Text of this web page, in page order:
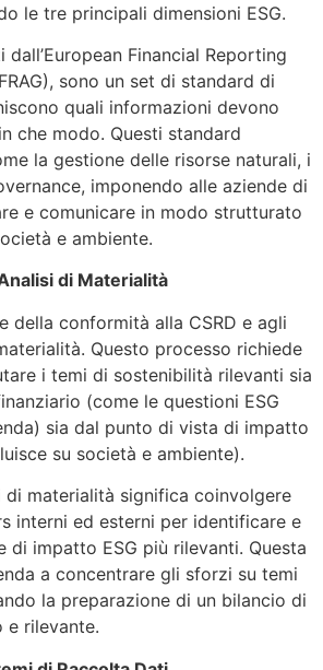
le tre principali dimensioni ESG.
dall’European Financial Reporting
sono un set di standard di
quali informazioni devono
che modo. Questi standard
la gestione delle risorse naturali, i
imponendo alle aziende di
e comunicare in modo strutturato
e ambiente.
di Materialità
della conformità alla CSRD e agli
Questo processo richiede
i temi di sostenibilità rilevanti sia
(come le questioni ESG
sia dal punto di vista di impatto
su società e ambiente).
di materialità significa coinvolgere
interni ed esterni per identificare e
di impatto ESG più rilevanti. Questa
a concentrare gli sforzi su temi
la preparazione di un bilancio di
e rilevante.